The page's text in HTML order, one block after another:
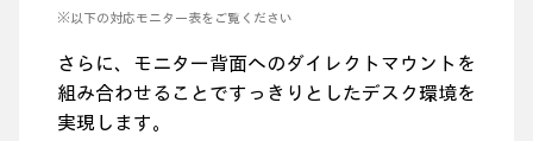
※以下の対応モニター表をご覧ください
さらに、モニター背面へのダイレクトマウントを
組み合わせることですっきりとしたデスク環境を
実現します。